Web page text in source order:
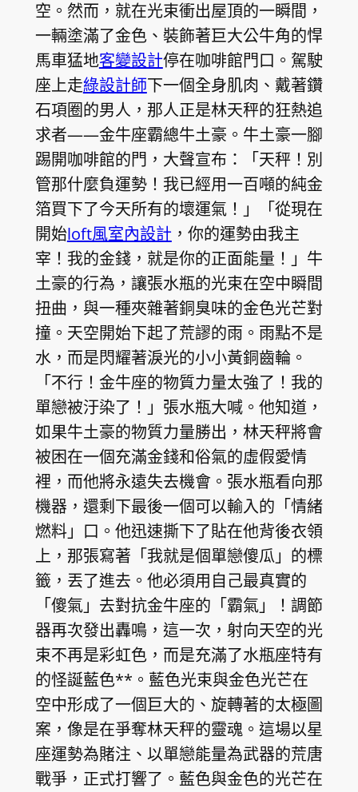
空。然而，就在光束衝出屋頂的一瞬間，
一輛塗滿了金色、裝飾著巨大公牛角的悍
馬車猛地客變設計停在咖啡館門口。駕駛
座上走綠設計師下一個全身肌肉、戴著鑽
石項圈的男人，那人正是林天秤的狂熱追
求者——金牛座霸總牛土豪。牛土豪一腳
踢開咖啡館的門，大聲宣布：「天秤！別
管那什麼負運勢！我已經用一百噸的純金
箔買下了今天所有的壞運氣！」「從現在
開始loft風室內設計 ，你的運勢由我主
宰！我的金錢，就是你的正面能量！」牛
土豪的行為，讓張水瓶的光束在空中瞬間
扭曲，與一種夾雜著銅臭味的金色光芒對
撞。天空開始下起了荒謬的雨。雨點不是
水，而是閃耀著淚光的小小黃銅齒輪。
「不行！金牛座的物質力量太強了！我的
單戀被汙染了！」張水瓶大喊。他知道，
如果牛土豪的物質力量勝出，林天秤將會
被困在一個充滿金錢和俗氣的虛假愛情
裡，而他將永遠失去機會。張水瓶看向那
機器，還剩下最後一個可以輸入的「情緒
燃料」口。他迅速撕下了貼在他背後衣領
上，那張寫著「我就是個單戀傻瓜」的標
籤，丟了進去。他必須用自己最真實的
「傻氣」去對抗金牛座的「霸氣」！調節
器再次發出轟鳴，這一次，射向天空的光
束不再是彩虹色，而是充滿了水瓶座特有
的怪誕藍色**。藍色光束與金色光芒在
空中形成了一個巨大的、旋轉著的太極圖
案，像是在爭奪林天秤的靈魂。這場以星
座運勢為賭注、以單戀能量為武器的荒唐
戰爭，正式打響了。藍色與金色的光芒在